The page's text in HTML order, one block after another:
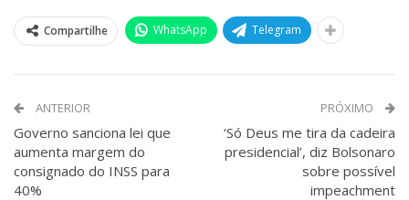
Compartilhe WhatsApp Telegram
ANTERIOR
Governo sanciona lei que
aumenta margem do
consignado do INSS para
40%
PRÓXIMO
‘Só Deus me tira da cadeira
presidencial’, diz Bolsonaro
sobre possível
impeachment